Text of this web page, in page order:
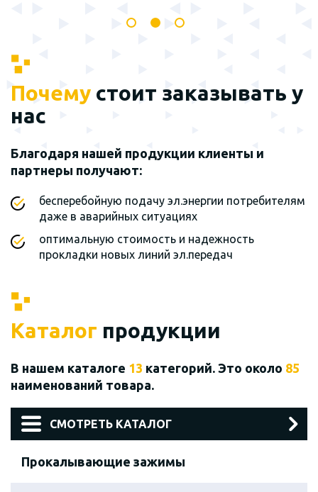
Почему стоит заказывать у
нас
Благодаря нашей продукции клиенты и
партнеры получают:
бесперебойную подачу эл.энергии потребителям
даже в аварийных ситуациях
оптимальную стоимость и надежность
прокладки новых линий эл.передач
Каталог продукции
В нашем каталоге 13 категорий. Это около 85
наименований товара.
СМОТРЕТЬ КАТАЛОГ
Прокалывающие зажимы